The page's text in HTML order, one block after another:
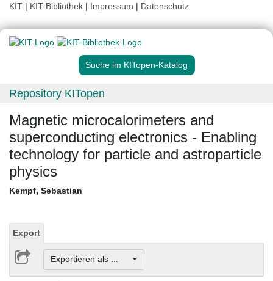
KIT | KIT-Bibliothek | Impressum | Datenschutz
Suche im KITopen-Katalog
Repository KITopen
Magnetic microcalorimeters and
superconducting electronics - Enabling
technology for particle and astroparticle
physics
Kempf, Sebastian
Export
Exportieren als ...